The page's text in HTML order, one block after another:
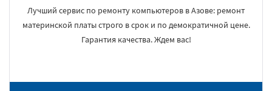
Лучший сервис по ремонту компьютеров в Азове: ремонт
материнской платы строго в срок и по демократичной цене.
Гарантия качества. Ждем вас!